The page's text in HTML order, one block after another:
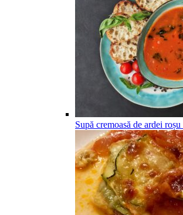
Supă cremoasă de ardei roșu